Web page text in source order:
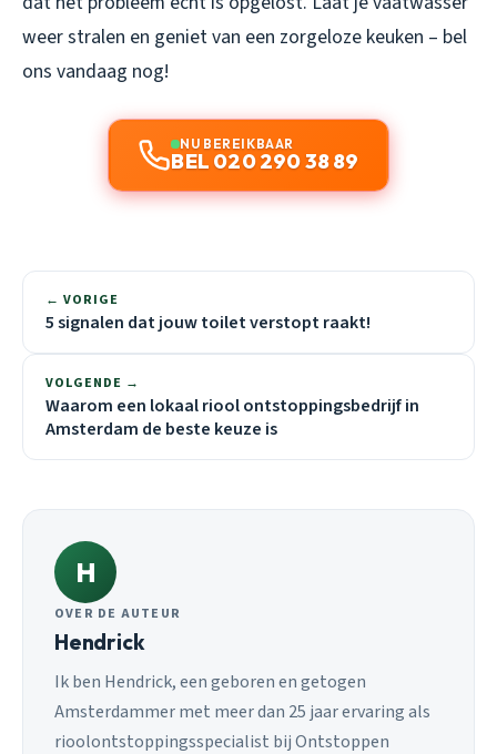
weer stralen en geniet van een zorgeloze keuken – bel
ons vandaag nog!
NU BEREIKBAAR
BEL 020 290 38 89
← VORIGE
5 signalen dat jouw toilet verstopt raakt!
VOLGENDE →
Waarom een lokaal riool ontstoppingsbedrijf in
Amsterdam de beste keuze is
H
OVER DE AUTEUR
Hendrick
Ik ben Hendrick, een geboren en getogen
Amsterdammer met meer dan 25 jaar ervaring als
rioolontstoppingsspecialist bij Ontstoppen